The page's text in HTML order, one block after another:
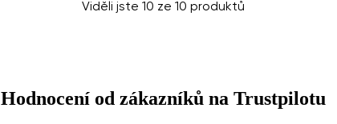
Viděli jste 10 ze 10 produktů
Hodnocení od zákazníků na Trustpilotu